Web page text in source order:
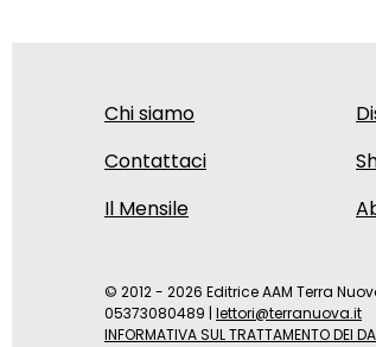
Chi siamo
Contattaci
Il Mensile
© 2012 - 2026 Editrice AAM Terra
05373080489 | lettori@terranuova.it
INFORMATIVA SUL TRATTAMENTO DEI